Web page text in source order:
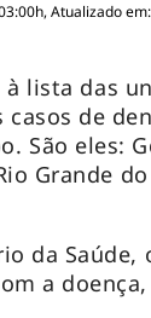
Atualizado
lista das
de
São eles:
Grande
da Saúde,
a